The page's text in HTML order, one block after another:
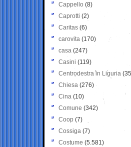
Cappello (8)
Caprotti (2)
Caritas (6)
carovita (170)
casa (247)
Casini (119)
Centrodestra in Liguria
Chiesa (276)
Cina (10)
Comune (342)
Coop (7)
Cossiga (7)
Costume (5.581)